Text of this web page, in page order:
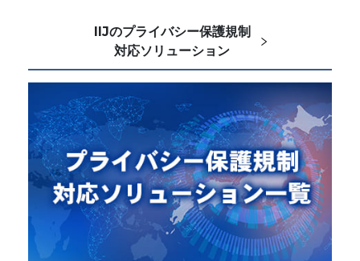
IIJのプライバシー保護規制
対応ソリューション